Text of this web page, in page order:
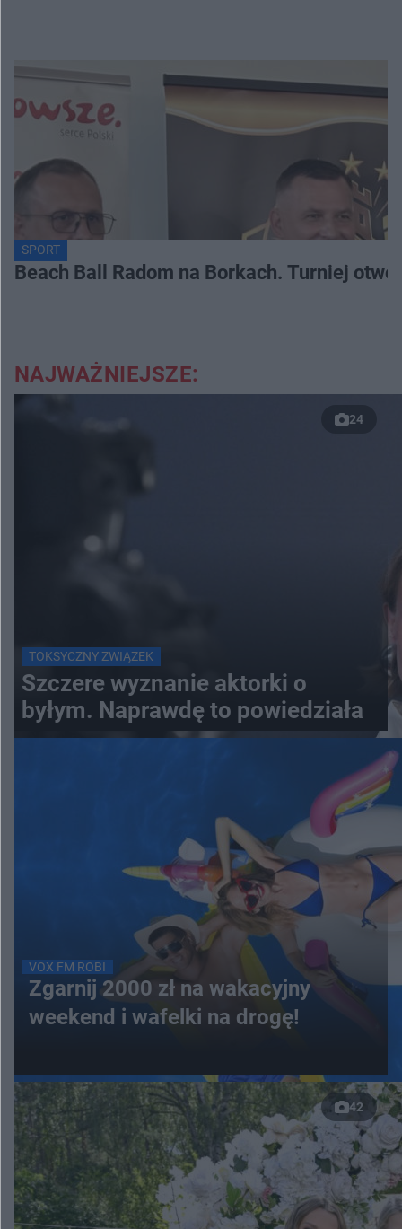
SPORT
Beach Ball Radom na Borkach. Turniej
NAJWAŻNIEJSZE:
24
TOKSYCZNY ZWIĄZEK
Szczere wyznanie aktorki o
byłym. Naprawdę to powiedziała
VOX FM ROBI
Zgarnij 2000 zł na wakacyjny
weekend i wafelki na drogę!
42